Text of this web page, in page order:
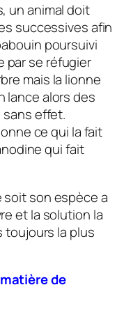
un animal doit
successives afin
poursuivi
par se réfugier
mais la lionne
lance alors des
sans effet.
ce qui la fait
qui fait
soit son espèce a
et la solution la
toujours la plus
de